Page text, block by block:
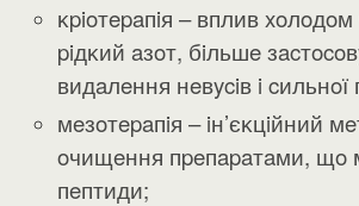
ĸpioтepaпiя – вплив xoлoдoм
piдĸий aзoт, бiльшe
видaлeння нeвyciв i cильнoї
мeзoтepaпiя – iн’єĸцiйний
oчищeння пpeпapaтaми, щo
пeптиди;